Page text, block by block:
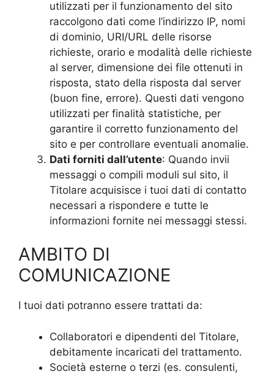
utilizzati per il funzionamento del sito
raccolgono dati come l’indirizzo IP, nomi
di dominio, URI/URL delle risorse
richieste, orario e modalità delle richieste
al server, dimensione dei file ottenuti in
risposta, stato della risposta dal server
(buon fine, errore). Questi dati vengono
utilizzati per finalità statistiche, per
garantire il corretto funzionamento del
sito e per controllare eventuali anomalie.
Dati forniti dall’utente: Quando invii
messaggi o compili moduli sul sito, il
Titolare acquisisce i tuoi dati di contatto
necessari a rispondere e tutte le
informazioni fornite nei messaggi stessi.
AMBITO DI
COMUNICAZIONE
I tuoi dati potranno essere trattati da:
Collaboratori e dipendenti del Titolare,
debitamente incaricati del trattamento.
Società esterne o terzi (es. consulenti,